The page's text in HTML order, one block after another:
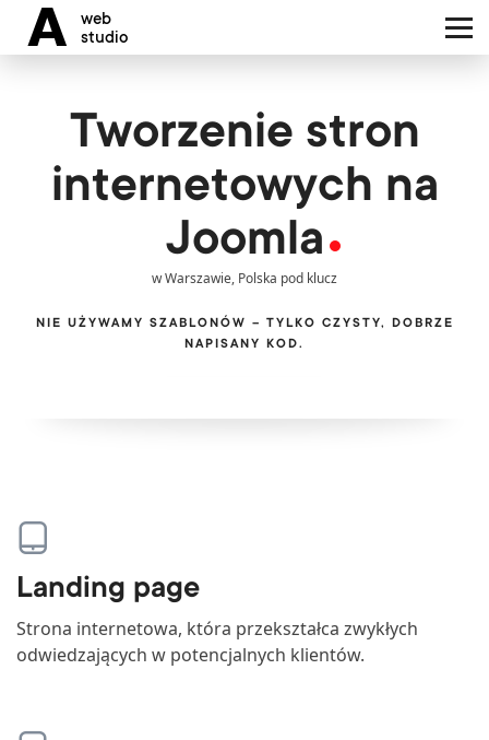
A
web
studio
Zainteresowany naszymi
projektu
Oferujemy obsługę klienta w
językach:
PL
Tworzenie stron
internetowych na
Joomla
w Warszawie, Polska pod klucz
NIE UŻYWAMY SZABLONÓW – TYLKO CZYSTY, DOBRZE
NAPISANY KOD.
Landing page
Strona internetowa, która przekształca zwykłych
odwiedzających w potencjalnych klientów.